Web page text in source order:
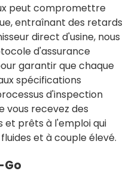
peut compromettre
entraînant des retards
direct d'usine, nous
d'assurance
garantir que chaque
spécifications
d'inspection
vous recevez des
prêts à l'emploi qui
et à couple élevé.
Go